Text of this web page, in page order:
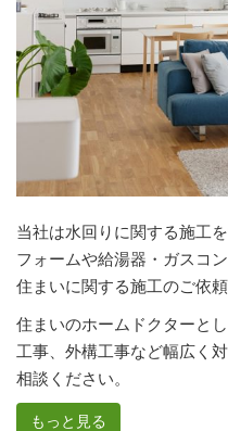
当社は水回りに関する施工
フォームや給湯器・ガスコ
住まいに関する施工のご依
住まいのホームドクターと
工事、外構工事など幅広く
相談ください。
もっと見る